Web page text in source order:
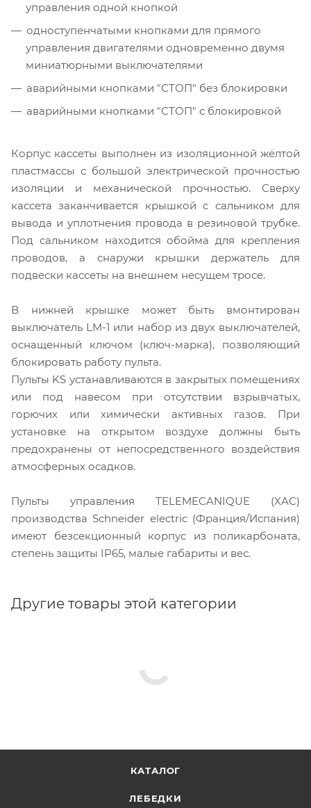
управления одной кнопкой
одноступенчатыми кнопками для прямого
управления двигателями одновременно двумя
миниатюрными выключателями
аварийными кнопками "СТОП" без блокировки
аварийными кнопками "СТОП" с блокировкой
Корпус кассеты выполнен из изоляционной жёлтой
пластмассы с большой электрической прочностью
изоляции и механической прочностью. Сверху
кассета заканчивается крышкой с сальником для
вывода и уплотнения провода в резиновой трубке.
Под сальником находится обойма для крепления
проводов, а снаружи крышки держатель для
подвески кассеты на внешнем несущем тросе.
В нижней крышке может быть вмонтирован
выключатель LM-1 или набор из двух выключателей,
оснащенный ключом (ключ-марка), позволяющий
блокировать работу пульта.
Пульты KS устанавливаются в закрытых помещениях
или под навесом при отсутствии взрывчатых,
горючих или химически активных газов. При
установке на открытом воздухе должны быть
предохранены от непосредственного воздействия
атмосферных осадков.
Пульты управления TELEMECANIQUE (XAC)
производства Schneider electric (Франция/Испания)
имеют безсекционный корпус из поликарбоната,
степень защиты IP65, малые габариты и вес.
Другие товары этой категории
КАТАЛОГ
ЛЕБЕДКИ